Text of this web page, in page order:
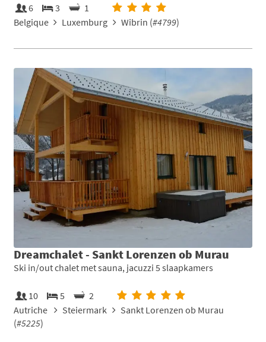
6 3
1
Belgique
Luxemburg Wibrin (#4799)
Dreamchalet - Sankt Lorenzen ob Murau
Ski in/out chalet met sauna, jacuzzi 5 slaapkamers
10 5
2
Autriche
Steiermark
Sankt Lorenzen ob Murau
(#5225)